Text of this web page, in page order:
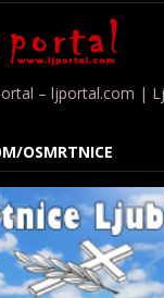
– ljportal.com |
OSMRTNICE